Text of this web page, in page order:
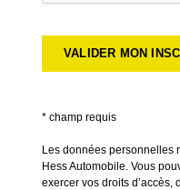
* champ requis
Les données personnelles
Hess Automobile. Vous
exercer vos droits d’accès,